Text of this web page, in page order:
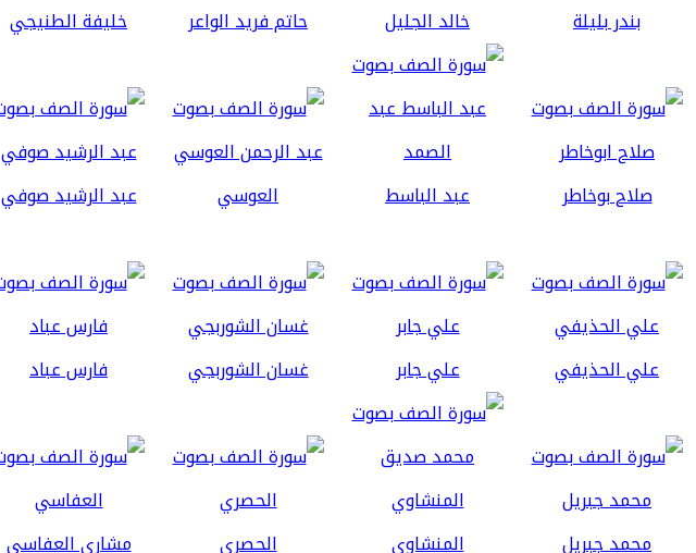
بندر بليلة خالد الجليل حاتم فريد الواعر خليفة الطنيجي
صلاح بوخاطر عبد الباسط العوسي عبد الرشيد صوفي
علي الحذيفي علي جابر غسان الشوربجي فارس عباد
محمد جبريل المنشاوي الحصري مشاري العفاسي